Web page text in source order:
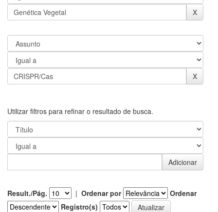
Utilizar filtros para refinar o resultado de busca.
Result./Pág. | Ordenar por
Ordenar
Registro(s)